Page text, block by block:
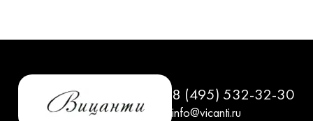
8 (495) 532-32-30
info@vicanti.ru